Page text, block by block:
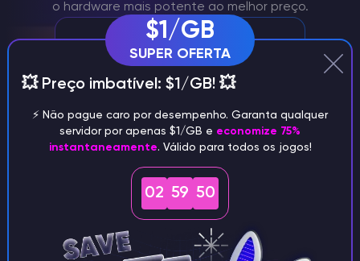
o hardware mais potente ao melhor preço.
Partilha do servidor Arma 3
Criar vários servidores Arma 3
independentes ou ligados
$1/GB
SUPER OFERTA
💥 Preço imbatível: $1/GB! 💥
⚡️ Não pague caro por desempenho. Garanta qualquer
servidor por apenas $1/GB e economize 75%
instantaneamente. Válido para todos os jogos!
02 59 48